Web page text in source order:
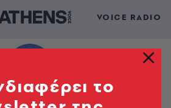
VOICE RADIO
το